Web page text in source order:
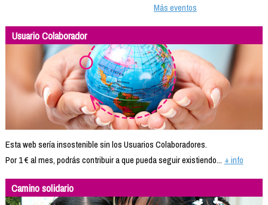
Más eventos
Usuario Colaborador
Esta web sería insostenible sin los Usuarios Colaboradores.
Por 1 € al mes, podrás contribuir a que pueda seguir existiendo... + info
Camino solidario